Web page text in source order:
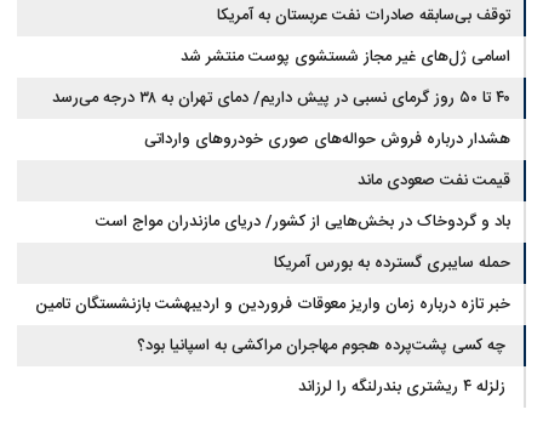
توقف بی‌سابقه صادرات نفت عربستان به آمریکا
اسامی ژل‌های غیر مجاز شستشوی پوست منتشر شد
۴۰ تا ۵۰ روز گرمای نسبی در پیش داریم/ دمای تهران به ۳۸ درجه می‌رسد
هشدار درباره فروش حواله‌های صوری خودروهای وارداتی
قیمت نفت صعودی ماند
باد و گردوخاک در بخش‌هایی از کشور/ دریای مازندران مواج است
حمله سایبری گسترده به بورس آمریکا
خبر تازه درباره زمان واریز معوقات فروردین و اردیبهشت بازنشستگان تامین
اجتماعی
چه کسی پشت‌پرده هجوم مهاجران مراکشی به اسپانیا بود؟
زلزله ۴ ریشتری بندرلنگه را لرزاند